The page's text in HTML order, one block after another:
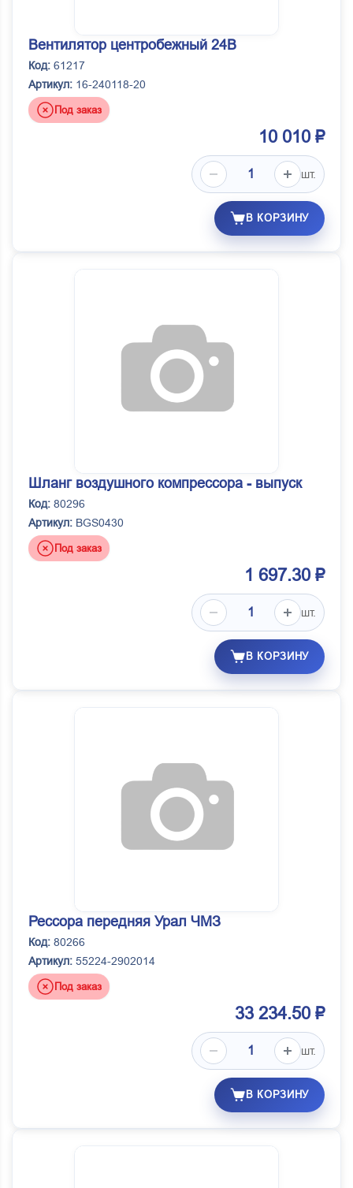
Вентилятор центробежный 24В
Код: 61217
Артикул: 16-240118-20
Под заказ
10 010 ₽
шт.
В КОРЗИНУ
Шланг воздушного компрессора - выпуск
Код: 80296
Артикул: BGS0430
Под заказ
1 697.30 ₽
шт.
В КОРЗИНУ
Рессора передняя Урал ЧМЗ
Код: 80266
Артикул: 55224-2902014
Под заказ
33 234.50 ₽
шт.
В КОРЗИНУ